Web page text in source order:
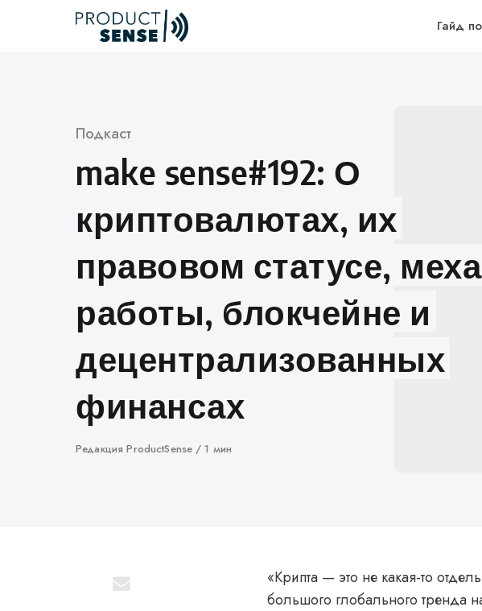
Гайд
Категория
Подкаст
make sense#192: О
криптовалютах, их
правовом статусе,
работы, блокчейне и
децентрализованных
финансах
Автор
Редакция ProductSense 1 мин
«Крипта — это не какая-то
большого глобального